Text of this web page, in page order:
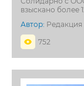
взыскано более
Автор: Редакция
752